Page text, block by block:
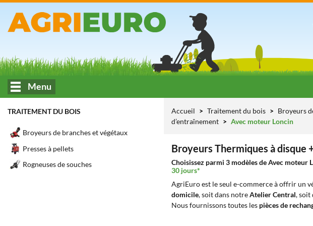
Menu
TRAITEMENT DU BOIS
Broyeurs de branches et végétaux
Presses à pellets
Rogneuses de souches
Accueil Traitement du bois Broyeurs
d’entraînement
Avec moteur Loncin
Broyeurs Thermiques à
Choisissez parmi 3 modèles de Avec
30 jours*
AgriEuro est le seul e-commerce à offrir un
domicile, soit dans notreAtelier Central, soit
Nous fournissons toutes les pièces de